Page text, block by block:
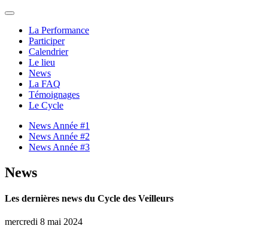
La Performance
Participer
Calendrier
Le lieu
News
La FAQ
Témoignages
Le Cycle
News Année #1
News Année #2
News Année #3
News
Les dernières news du Cycle des Veilleurs
mercredi 8 mai 2024